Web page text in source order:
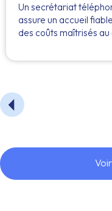
Un secrétariat
assure un accueil
des coûts maîtrisés